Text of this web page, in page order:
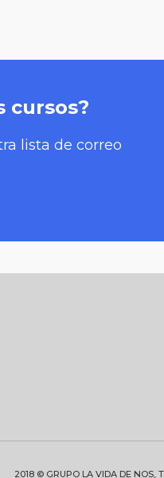
cursos?
lista de correo
2018 © GRUPO LA VIDA DE NOS,